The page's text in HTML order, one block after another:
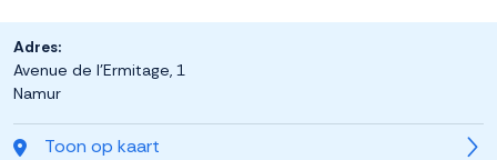
Toon op kaart
Adres:
Avenue de l'Ermitage, 1
Namur